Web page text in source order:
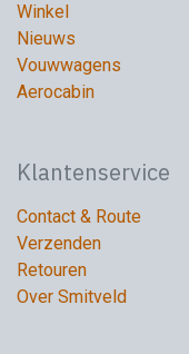
Winkel
Nieuws
Vouwwagens
Aerocabin
Klantenservice
Contact & Route
Verzenden
Retouren
Over Smitveld